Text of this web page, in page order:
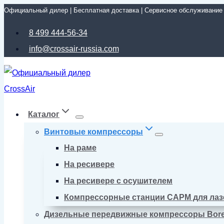
Перейти
Официальный дилер | Бесплатная доставка | Сервисное обслуживание
8 499 444-56-34
info@crossair-russia.com
Каталог
Винтовые компрессоры
На раме
На ресивере
На ресивере с осушителем
Компрессорные станции CAPM для
Дизельные передвижные компрессоры